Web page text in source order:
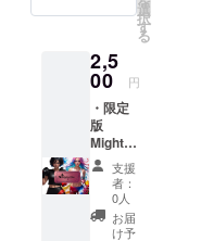
いただいた場合
は縦幅が約2セン
15センチ、マッ
キーペンなどの
太い線で書いた
ものを写真で撮
り画像をメール
から送信くださ
い。）を送って
ください。
m(._.)m ②10文
字以内のニック
トを準
備させ
ていた
ただ来
まし
た。
（この
ページ
からの
ご支援
は1回分
ケット
（全19
シーク
レッ
ト）
「Might
y Fizz」
今回限
定のデ
ジタル
アート
ガチャ
チケッ
選
択
す
る
2,5
00 円
・限定
版
Mighty
ladies
デジタ
ルアー
ト (全4
種）ガ
支援
者：
0人
お届
け予